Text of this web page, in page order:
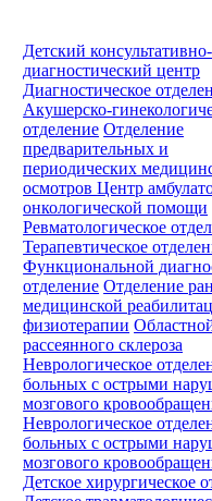
Детский консультативно-
диагностический центр
Диагностическое
Акушерско-
отделение Отделение
предварительных и
периодических
осмотровЦентр
онкологической помощи
Ревматологическое
Терапевтическое
Функциональной
отделение Отделение
медицинской
физиотерапии
рассеянного склероза
Неврологическое
больных с острыми
мозгового
Неврологическое
больных с острыми
мозгового
Детское хирургическое